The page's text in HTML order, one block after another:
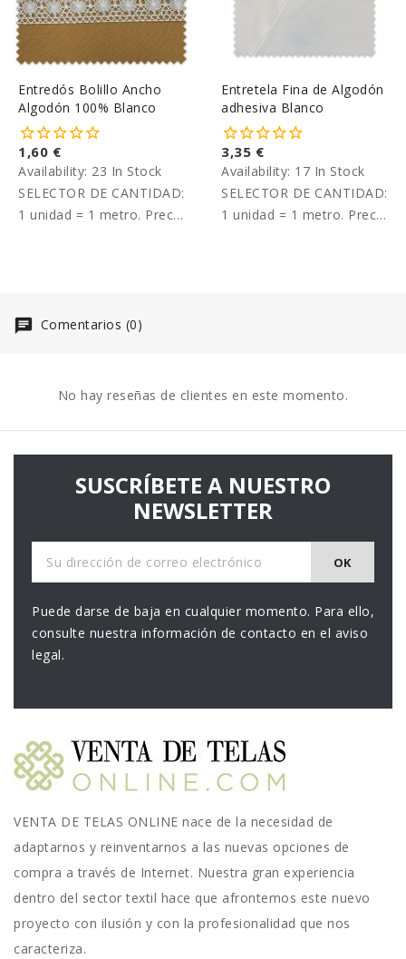
Entredós Bolillo Ancho
Algodón 100% Blanco
1,60 €
Availability: 23 In Stock
SELECTOR DE CANTIDAD:
1 unidad = 1 metro. Precio
Entretela Fina de Algodón
adhesiva Blanco
3,35 €
Availability: 17 In Stock
SELECTOR DE CANTIDAD:
1 unidad = 1 metro. Precio
Comentarios (0)
No hay reseñas de clientes en este momento.
SUSCRÍBETE A NUESTRO
NEWSLETTER
Puede darse de baja en cualquier momento. Para ello,
consulte nuestra información de contacto en el aviso
legal.
VENTA DE TELAS ONLINE nace de la necesidad de
adaptarnos y reinventarnos a las nuevas opciones de
compra a través de Internet. Nuestra gran experiencia
dentro del sector textil hace que afrontemos este nuevo
proyecto con ilusión y con la profesionalidad que nos
caracteriza.